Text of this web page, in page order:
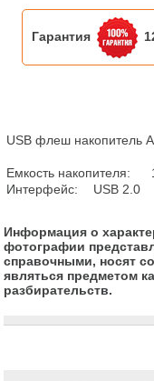
Гарантия
USB флеш накопитель
Емкость накопителя:	16 ГБ
Интерфейс:	USB 2.0
Информация о
фотографии
справочными, носят
являться предметом
разбирательств.